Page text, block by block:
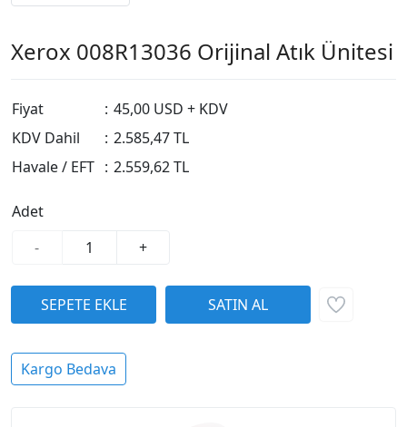
Xerox 008R13036 Orijinal Atık Ünitesi
Fiyat : 45,00 USD + KDV
KDV Dahil
: 2.585,47 TL
Havale / EFT : 2.559,62 TL
Adet
-
+
Kargo Bedava